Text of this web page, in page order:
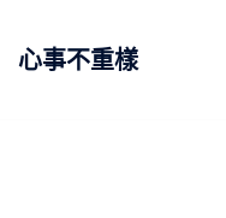
心事不重樣